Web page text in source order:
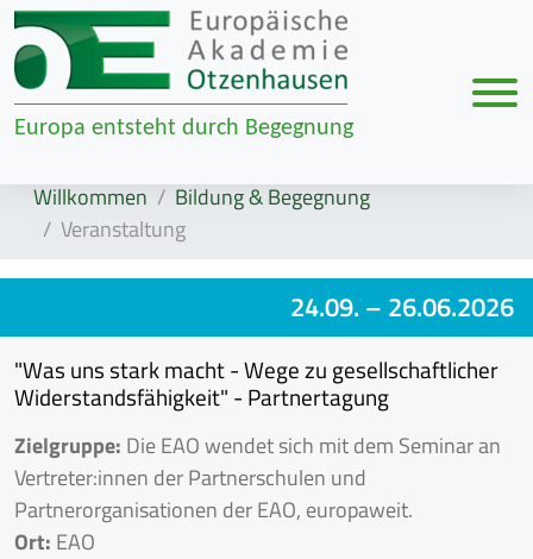
Zur Navigation springen
Zum Inhalt springen
Europa entsteht durch Begegnung
Willkommen
Bildung & Begegnung
Veranstaltung
24.09. – 26.06.2026
"Was uns stark macht - Wege zu gesellschaftlicher
Widerstandsfähigkeit" - Partnertagung
Zielgruppe: Die EAO wendet sich mit dem Seminar an
Vertreter:innen der Partnerschulen und
Partnerorganisationen der EAO, europaweit.
Ort: EAO